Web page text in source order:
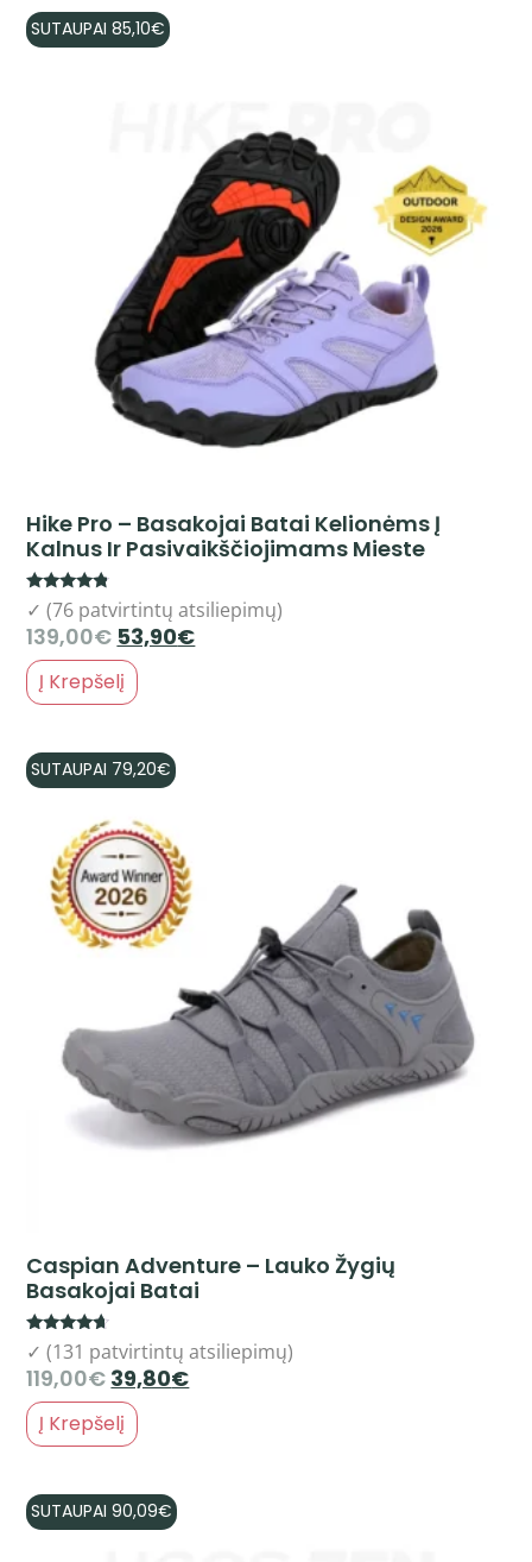
SUTAUPAI85,10€
Hike Pro – Basakojai Batai Kelionėms Į
Kalnus Ir Pasivaikščiojimams Mieste
Rated
4.58
out of 5
✓ (76 patvirtintų atsiliepimų)
139,00€ 53,90€
Į Krepšelį
SUTAUPAI 79,20€
Caspian Adventure – Lauko Žygių
Basakojai Batai
Rated
4.44
out of 5
✓ (131 patvirtintų atsiliepimų)
119,00€ 39,80€
Į Krepšelį
SUTAUPAI90,09€